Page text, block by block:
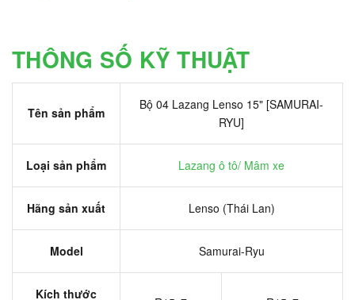
THÔNG SỐ KỸ THUẬT
Tên sản phẩm
Bộ 04 Lazang Lenso 15" [SAMURAI-
RYU]
Loại sản phẩm Lazang ô tô/ Mâm xe
Hãng sản xuất Lenso (Thái Lan)
Model Samurai-Ryu
Kích thước